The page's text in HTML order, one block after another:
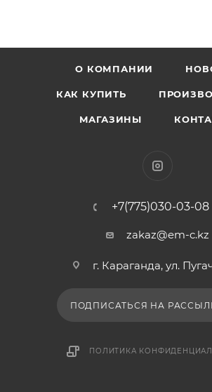
О КОМПАНИИ
КАК КУПИТЬ
МАГАЗИНЫ
+7(775)030-03-08
zakaz@em-c.kz
г. Караганда, ул.
ПОДПИСАТЬСЯ НА
ПОЛИТИКА